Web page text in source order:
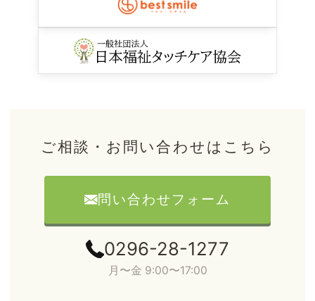
ご相談・お問い合わせはこちら
問い合わせフォーム
0296-28-1277
月〜金 9:00〜17:00